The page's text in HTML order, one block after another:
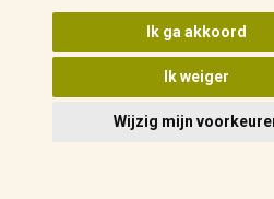
Ik ga akkoord
Ik weiger
Wijzig mijn
Update cookies voorkeuren
Privacy Policy